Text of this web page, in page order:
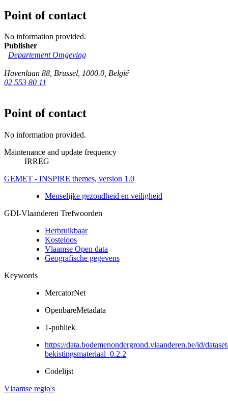
Point of contact
No information provided.
Publisher
Departement Omgeving
Havenlaan 88, Brussel, 1000.0, België
02 553 80 11
Point of contact
No information provided.
Maintenance and update frequency
IRREG
GEMET - INSPIRE themes, version 1.0
Menselijke gezondheid en veiligheid
GDI-Vlaanderen Trefwoorden
Herbruikbaar
Kosteloos
Vlaamse Open data
Geografische gegevens
Keywords
MercatorNet
OpenbareMetadata
1-publiek
https://data.bodemenondergrond.vlaanderen.be/id/
bekistingsmateriaal_0.2.2
Codelijst
Vlaamse regio's